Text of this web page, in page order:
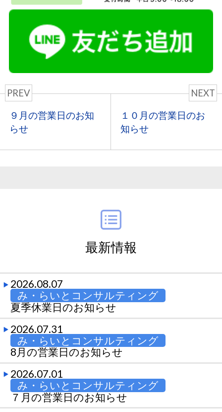
PREV
９月の営業日のお知
らせ
NEXT
１０月の営業日のお
知らせ
最新情報
2026.08.07
み・らいとコンサルティング
夏季休業日のお知らせ
2026.07.31
み・らいとコンサルティング
8月の営業日のお知らせ
2026.07.01
み・らいとコンサルティング
７月の営業日のお知らせ